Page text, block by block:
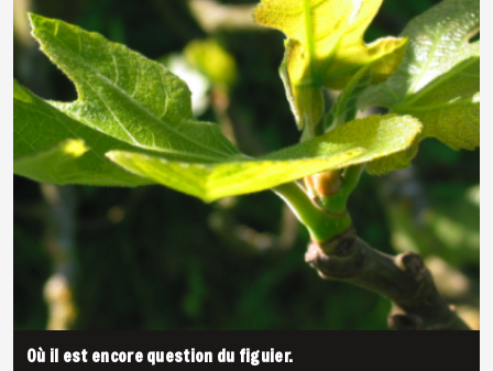
Où il est encore question du figuier.